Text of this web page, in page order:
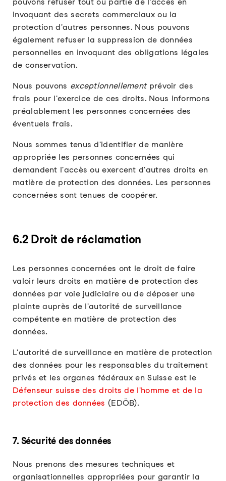
invoquant des secrets commerciaux ou la
protection d'autres personnes. Nous pouvons
également refuser la suppression de données
personnelles en invoquant des obligations légales
de conservation.
Nous pouvons exceptionnellementprévoir des
frais pour l'exercice de ces droits. Nous informons
préalablement les personnes concernées des
éventuels frais.
Nous sommes tenus d'identifier de manière
appropriée les personnes concernées qui
demandent l'accès ou exercent d'autres droits en
matière de protection des données. Les personnes
concernées sont tenues de coopérer.
6.2 Droit de réclamation
Les personnes concernées ont le droit de faire
valoir leurs droits en matière de protection des
données par voie judiciaire ou de déposer une
plainte auprès de l'autorité de surveillance
compétente en matière de protection des
données.
L'autorité de surveillance en matière de protection
des données pour les responsables du traitement
privés et les organes fédéraux en Suisse est le
Défenseur suisse des droits de l'homme et de la
protection des données (EDÖB).
7. Sécurité des données
Nous prenons des mesures techniques et
organisationnelles appropriées pour garantir la